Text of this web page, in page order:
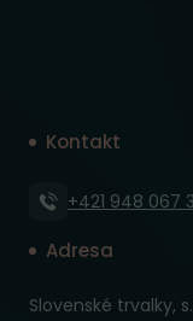
Kontakt
+421 948 067
Adresa
Slovenské trvalky,